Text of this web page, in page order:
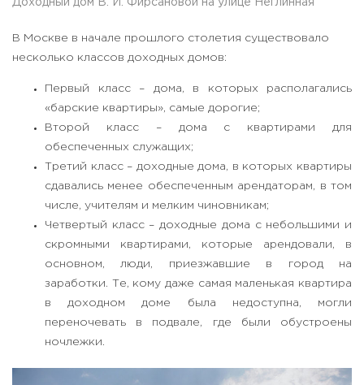
Доходный дом В. И. Фирсановой на улице Неглинная
В Москве в начале прошлого столетия существовало
несколько классов доходных домов:
Первый класс – дома, в которых располагались
«барские квартиры», самые дорогие;
Второй класс – дома с квартирами для
обеспеченных служащих;
Третий класс – доходные дома, в которых квартиры
сдавались менее обеспеченным арендаторам, в том
числе, учителям и мелким чиновникам;
Четвертый класс – доходные дома с небольшими и
скромными квартирами, которые арендовали, в
основном, люди, приезжавшие в город на
заработки. Те, кому даже самая маленькая квартира
в доходном доме была недоступна, могли
переночевать в подвале, где были обустроены
ночлежки.